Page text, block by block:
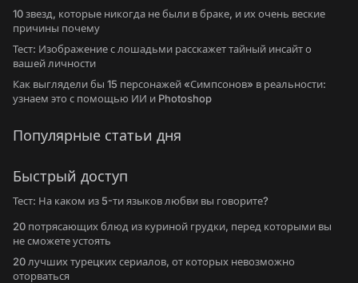
10 звезд, которые никогда не были в браке, и их очень веские
причины почему
Тест: Изображение с лошадьми расскажет тайный инсайт о
вашей личности
Как выглядели бы 15 персонажей «Симпсонов» в реальности:
узнаем это с помощью ИИ и Photoshop
Популярные статьи дня
Быстрый доступ
Тест: На каком из 5-ти языков любви вы говорите?
20 потрясающих блюд из куриной грудки, перед которыми вы
не сможете устоять
20 лучших турецких сериалов, от которых невозможно
оторваться